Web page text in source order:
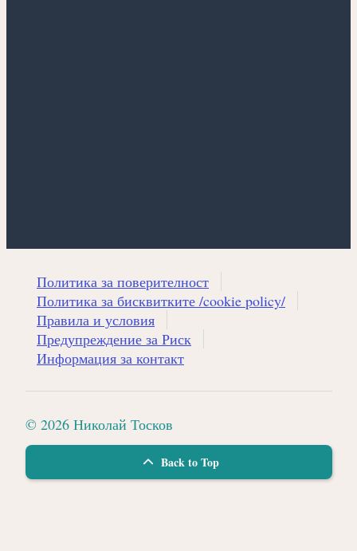
Политика за поверителност
Политика за бисквитките /cookie policy/
Правила и условия
Предупреждение за Риск
Информация за контакт
© 2026 Николай Тосков
Back to Top